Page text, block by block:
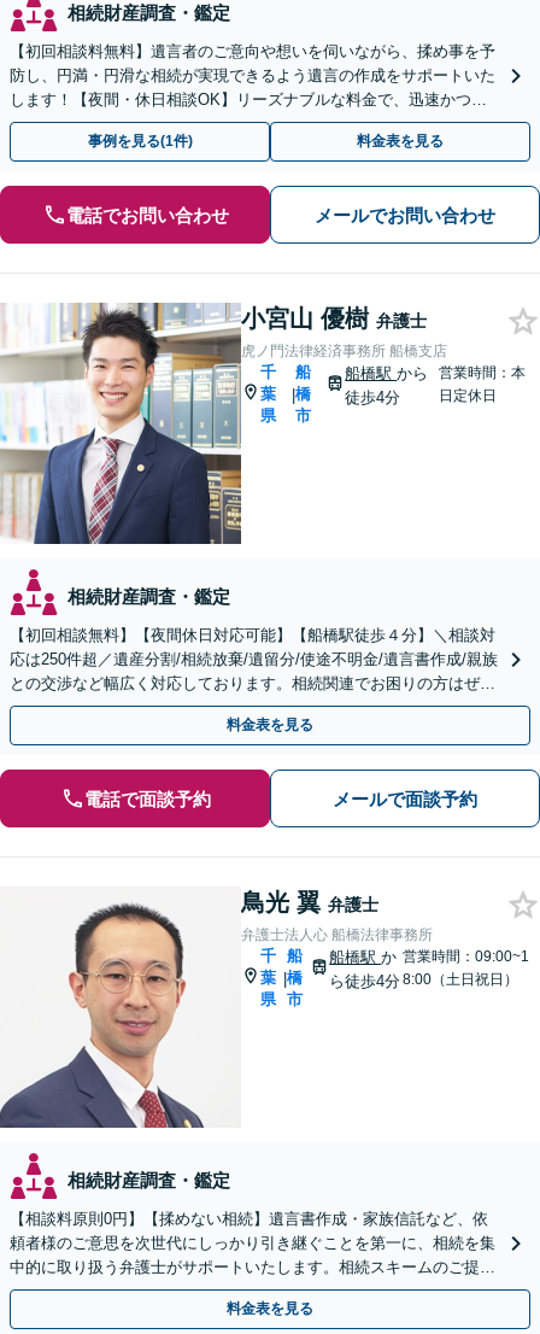
相続財産調査・鑑定
【初回相談料無料】遺言者のご意向や想いを伺いながら、揉め事を予
防し、円満・円滑な相続が実現できるよう遺言の作成をサポートいた
します！【夜間・休日相談OK】リーズナブルな料金で、迅速かつス
ピーディーにまごころを持って対応させて頂きます。
事例を見る(1件) 料金表を見る
電話でお問い合わせ メールでお問い合わせ
小宮山 優樹 弁護士
虎ノ門法律経済事務所 船橋支店
千
葉
県
|
船
橋
市
船橋駅から
徒歩4分
営業時間：本
日定休日
相続財産調査・鑑定
【初回相談無料】【夜間休日対応可能】【船橋駅徒歩４分】＼相談対
応は250件超／遺産分割/相続放棄/遺留分/使途不明金/遺言書作成/親族
との交渉など幅広く対応しております。相続関連でお困りの方はぜひ
一度ご相談ください。
料金表を見る
電話で面談予約 メールで面談予約
鳥光 翼 弁護士
弁護士法人心 船橋法律事務所
千
葉
県
|
船
橋
市
船橋駅か
ら徒歩4分
営業時間：09:00~1
8:00（土日祝日）
相続財産調査・鑑定
【相談料原則0円】【揉めない相続】遺言書作成・家族信託など、依
頼者様のご意思を次世代にしっかり引き継ぐことを第一に、相続を集
中的に取り扱う弁護士がサポートいたします。相続スキームのご提案
から遺言執行まで責任を持って対応させていただきます。
料金表を見る